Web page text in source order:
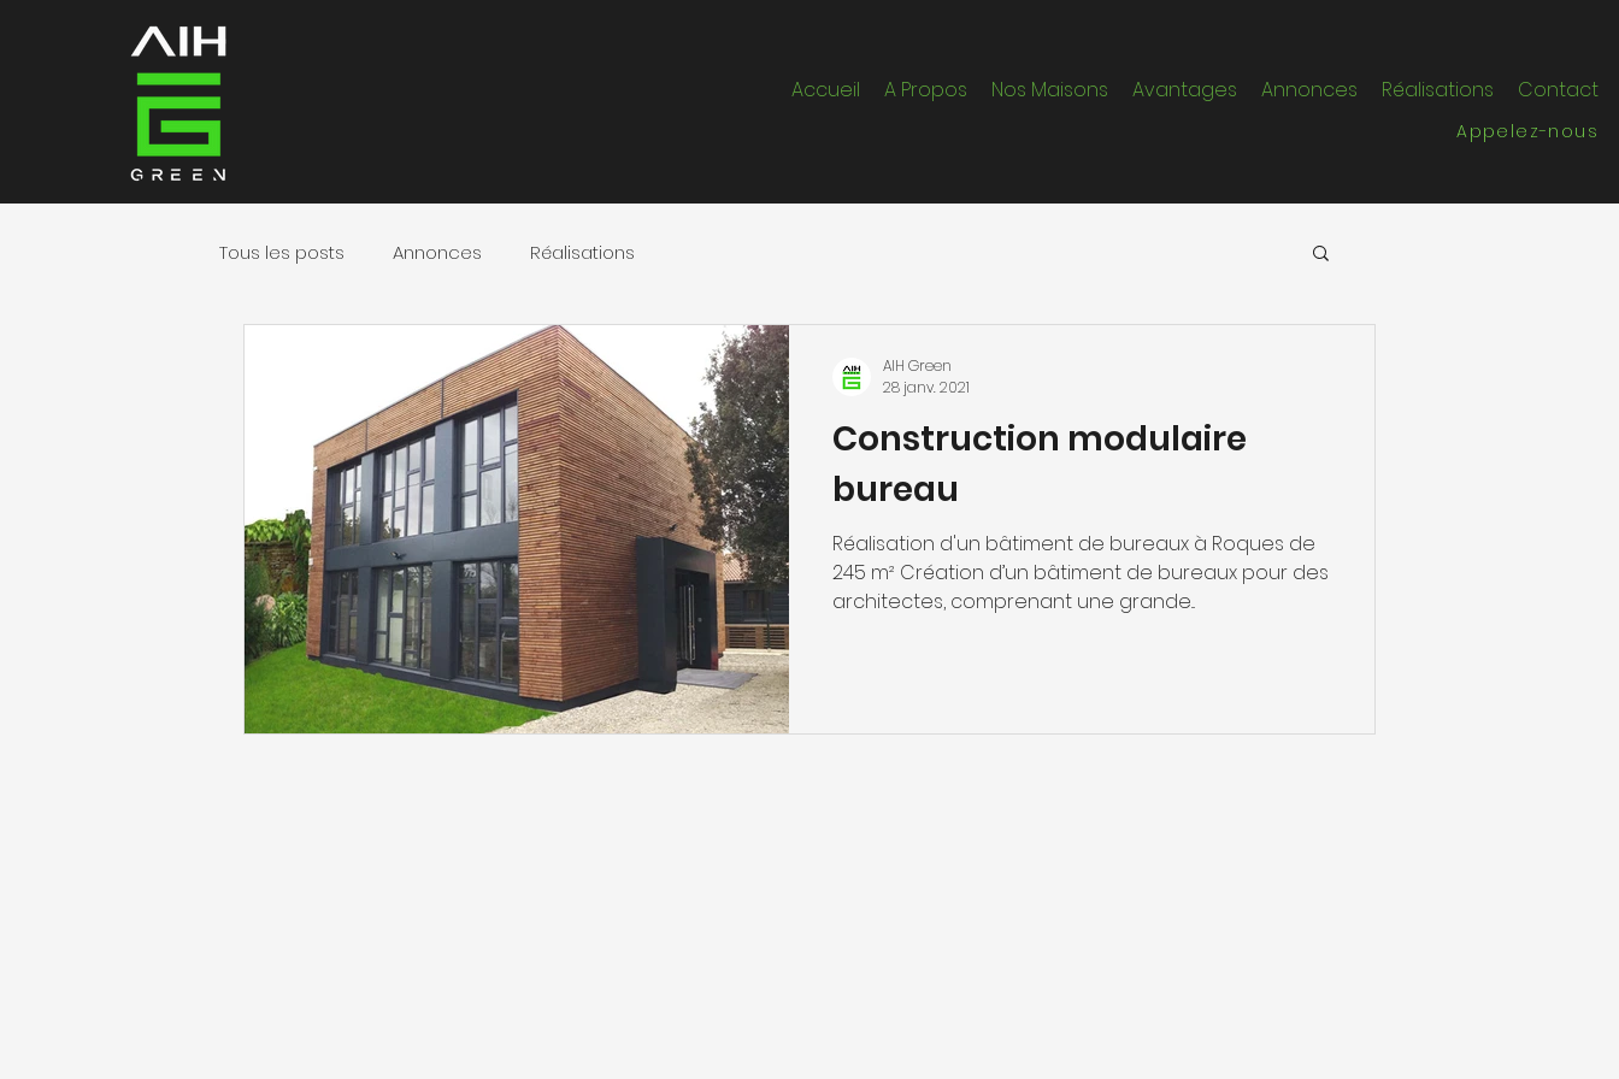
Accueil A Propos Nos Maisons Avantages Annonces Réalisations Contact
Appelez-nous
Tous les posts Annonces Réalisations
Construction modulaire
bureau
Réalisation d'un bâtiment de bureaux à Roques de
245 m² Création d’un bâtiment de bureaux pour des
architectes, comprenant une grande...
AIH Green
28 janv. 2021